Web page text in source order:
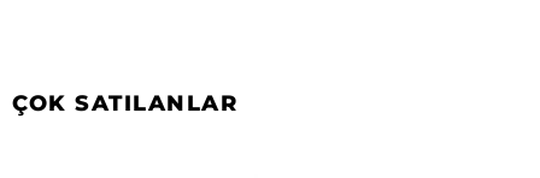
ÇOK SATILANLAR